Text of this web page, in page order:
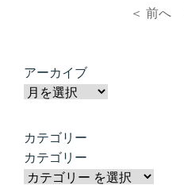
＜ 前へ
アーカイブ
カテゴリー
カテゴリー